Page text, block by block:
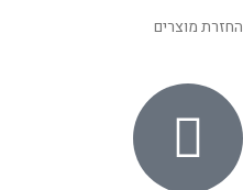
החזרת מוצרים